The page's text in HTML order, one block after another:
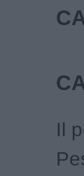
Il